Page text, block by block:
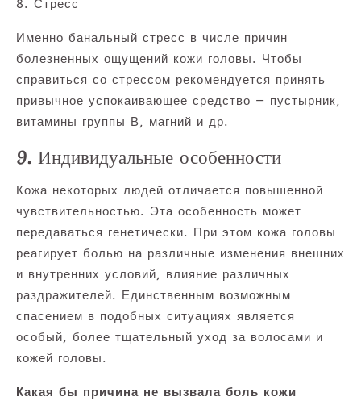
8. Стресс
Именно банальный стресс в числе причин
болезненных ощущений кожи головы. Чтобы
справиться со стрессом рекомендуется принять
привычное успокаивающее средство — пустырник,
витамины группы В, магний и др.
9. Индивидуальные особенности
Кожа некоторых людей отличается повышенной
чувствительностью. Эта особенность может
передаваться генетически. При этом кожа головы
реагирует болью на различные изменения внешних
и внутренних условий, влияние различных
раздражителей. Единственным возможным
спасением в подобных ситуациях является
особый, более тщательный уход за волосами и
кожей головы.
Какая бы причина не вызвала боль кожи